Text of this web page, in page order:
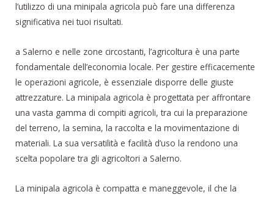
l’utilizzo di una minipala agricola può fare una differenza
significativa nei tuoi risultati.
a Salerno e nelle zone circostanti, l’agricoltura è una parte
fondamentale dell’economia locale. Per gestire efficacemente
le operazioni agricole, è essenziale disporre delle giuste
attrezzature. La minipala agricola è progettata per affrontare
una vasta gamma di compiti agricoli, tra cui la preparazione
del terreno, la semina, la raccolta e la movimentazione di
materiali. La sua versatilità e facilità d’uso la rendono una
scelta popolare tra gli agricoltori a Salerno.
La minipala agricola è compatta e maneggevole, il che la